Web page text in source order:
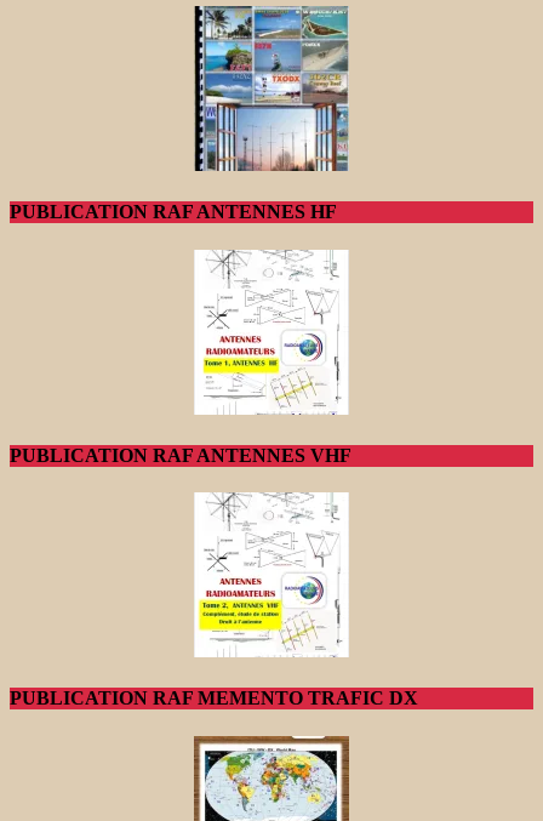
PUBLICATION RAF ANTENNES HF
PUBLICATION RAF ANTENNES VHF
PUBLICATION RAF MEMENTO TRAFIC DX